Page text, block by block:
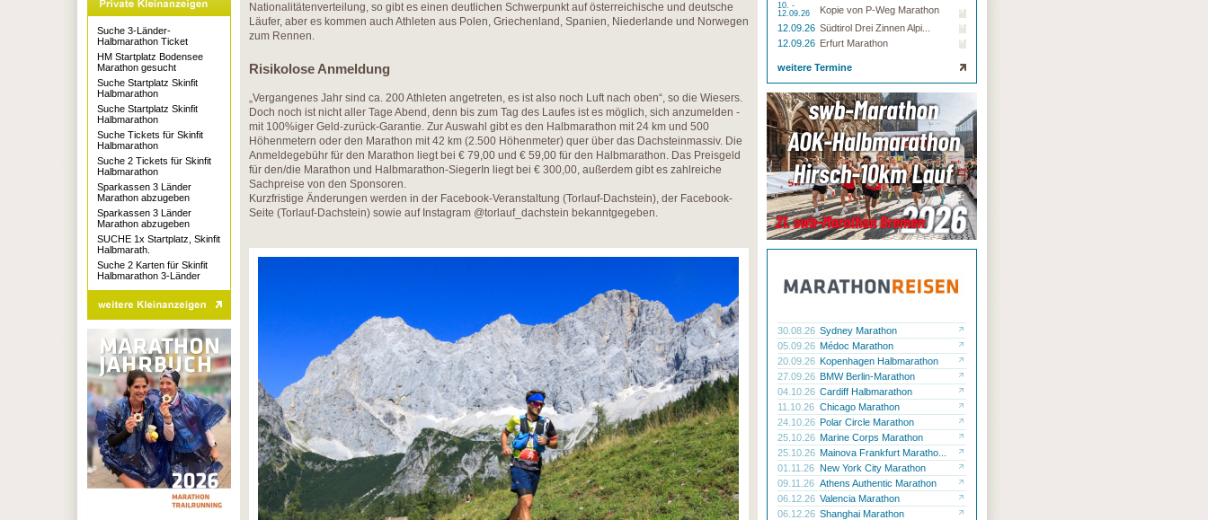
Nationalitätenverteilung, so gibt es einen deutlichen Schwerpunkt auf österreichische und deutsche
Läufer, aber es kommen auch Athleten aus Polen, Griechenland, Spanien, Niederlande und Norwegen
zum Rennen.
Risikolose Anmeldung
„Vergangenes Jahr sind ca. 200 Athleten angetreten, es ist also noch Luft nach oben“, so die Wiesers.
Doch noch ist nicht aller Tage Abend, denn bis zum Tag des Laufes ist es möglich, sich anzumelden -
mit 100%iger Geld-zurück-Garantie. Zur Auswahl gibt es den Halbmarathon mit 24 km und 500
Höhenmetern oder den Marathon mit 42 km (2.500 Höhenmeter) quer über das Dachsteinmassiv. Die
Anmeldegebühr für den Marathon liegt bei € 79,00 und € 59,00 für den Halbmarathon. Das Preisgeld
für den/die Marathon und Halbmarathon-SiegerIn liegt bei € 300,00, außerdem gibt es zahlreiche
Sachpreise von den Sponsoren.
Kurzfristige Änderungen werden in der Facebook-Veranstaltung (Torlauf-Dachstein), der Facebook-
Seite (Torlauf-Dachstein) sowie auf Instagram @torlauf_dachstein bekanntgegeben.
10. -
12.09.26
Kopie von P-Weg Marathon
12.09.26 Südtirol Drei Zinnen Alpi...
12.09.26 Erfurt Marathon
weitere Termine
30.08.26 Sydney Marathon
05.09.26 Médoc Marathon
20.09.26 Kopenhagen Halbmarathon
27.09.26 BMW Berlin-Marathon
04.10.26 Cardiff Halbmarathon
11.10.26 Chicago Marathon
24.10.26 Polar Circle Marathon
25.10.26 Marine Corps Marathon
25.10.26 Mainova Frankfurt Maratho...
01.11.26 New York City Marathon
09.11.26 Athens Authentic Marathon
06.12.26 Valencia Marathon
06.12.26 Shanghai Marathon
Suche 3-Länder-
Halbmarathon Ticket
HM Startplatz Bodensee
Marathon gesucht
Suche Startplatz Skinfit
Halbmarathon
Suche Startplatz Skinfit
Halbmarathon
Suche Tickets für Skinfit
Halbmarathon
Suche 2 Tickets für Skinfit
Halbmarathon
Sparkassen 3 Länder
Marathon abzugeben
Sparkassen 3 Länder
Marathon abzugeben
SUCHE 1x Startplatz, Skinfit
Halbmarath.
Suche 2 Karten für Skinfit
Halbmarathon 3-Länder